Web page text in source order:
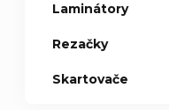
Laminátory
Rezačky
Skartovače